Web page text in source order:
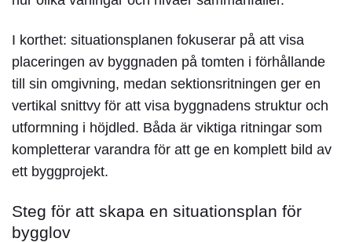
I korthet: situationsplanen fokuserar på att visa
placeringen av byggnaden på tomten i förhållande
till sin omgivning, medan sektionsritningen ger en
vertikal snittvy för att visa byggnadens struktur och
utformning i höjdled. Båda är viktiga ritningar som
kompletterar varandra för att ge en komplett bild av
ett byggprojekt.
Steg för att skapa en situationsplan för
bygglov